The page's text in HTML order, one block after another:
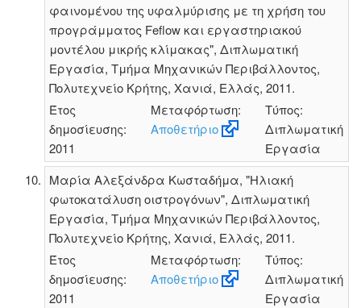
φαινομένου της υφαλμύρισης με τη χρήση του
προγράμματος Feflow και εργαστηριακού
μοντέλου μικρής κλίμακας", Διπλωματική
Εργασία, Τμήμα Μηχανικών Περιβάλλοντος,
Πολυτεχνείο Κρήτης, Χανιά, Ελλάς, 2011.
Έτος
δημοσίευσης:
2011
Μεταφόρτωση:
Αποθετήριο
Τύπος:
Διπλωματική
Εργασία
Μαρία Αλεξάνδρα Κωσταδήμα, "Ηλιακή
φωτοκατάλυση οιστρογόνων", Διπλωματική
Εργασία, Τμήμα Μηχανικών Περιβάλλοντος,
Πολυτεχνείο Κρήτης, Χανιά, Ελλάς, 2011.
Έτος
δημοσίευσης:
2011
Μεταφόρτωση:
Αποθετήριο
Τύπος:
Διπλωματική
Εργασία